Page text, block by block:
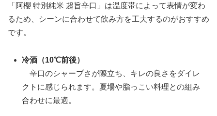
「阿櫻 特別純米 超旨辛口」は温度帯によって表情が変わ
るため、シーンに合わせて飲み方を工夫するのがおすすめ
です。
冷酒（10℃前後）
辛口のシャープさが際立ち、キレの良さをダイレ
クトに感じられます。夏場や脂っこい料理との組み
合わせに最適。